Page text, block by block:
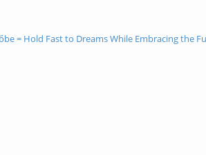
= Hold Fast to Dreams While Embracing